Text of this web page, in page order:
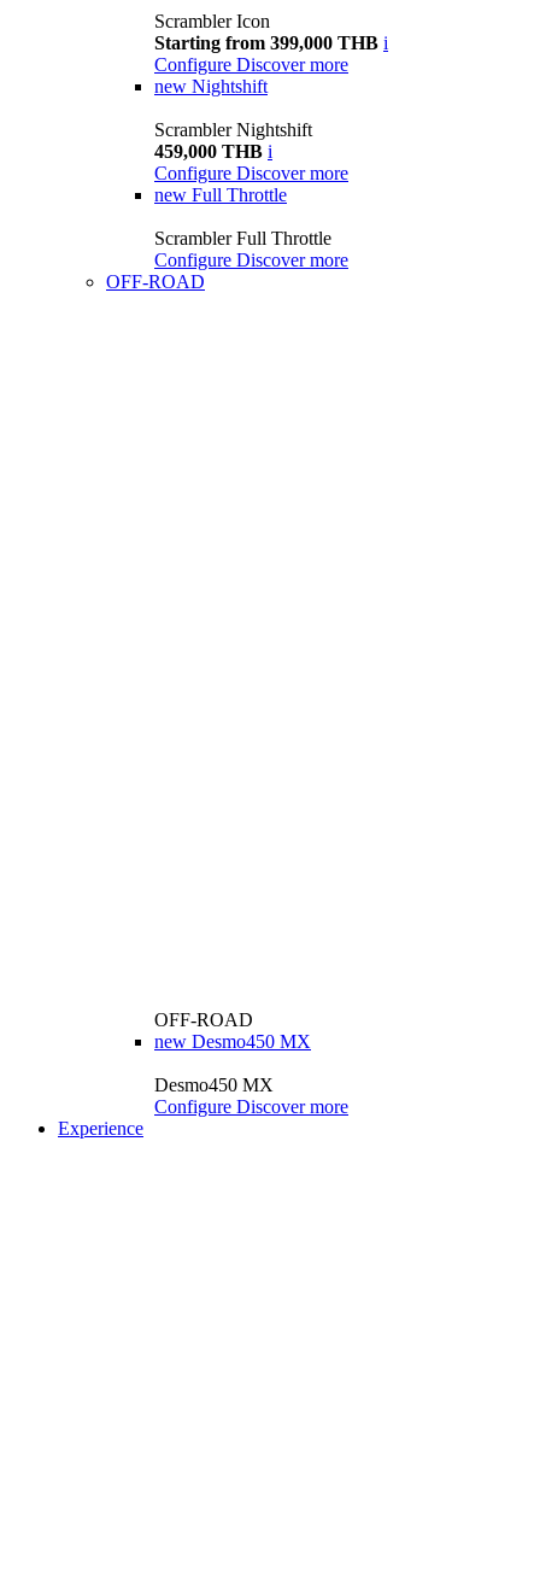
Scrambler Icon
Starting from 399,000 THB i
Configure Discover more
new Nightshift
Scrambler Nightshift
459,000 THB i
Configure Discover more
new Full Throttle
Scrambler Full Throttle
Configure Discover more
OFF-ROAD
OFF-ROAD
new Desmo450 MX
Desmo450 MX
Configure Discover more
Experience